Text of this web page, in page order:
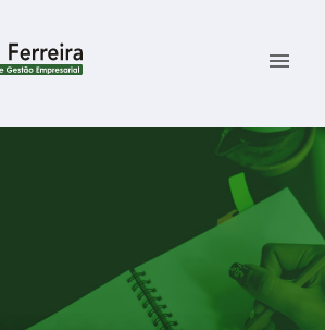
menu
Gestão Tributária e Fiscal
Informativos